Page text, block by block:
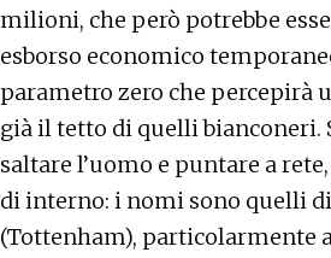
milioni, che però potrebbe
esborso economico
parametro zero che percepirà
già il tetto di quelli bianconeri.
saltare l’uomo e puntare a
di interno: i nomi sono quelli
(Tottenham), particolarmente